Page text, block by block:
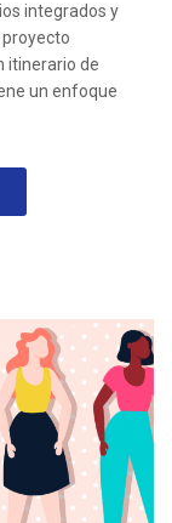
integrados y
itinerario de
un enfoque